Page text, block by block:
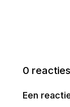
0 reacties
Een